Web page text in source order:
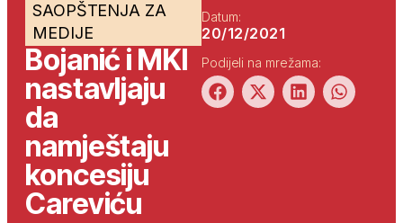
SAOPŠTENJA ZA
MEDIJE
Bojanić i MKI
nastavljaju
da
namještaju
koncesiju
Careviću
Datum:
20/12/2021
Podijeli na mrežama: